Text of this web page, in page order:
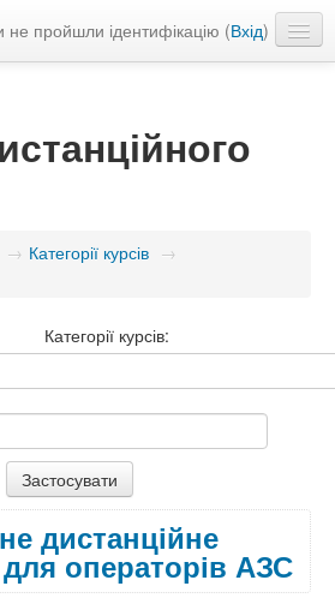
не пройшли ідентифікацію (Вхід)
→ Категорії курсів →
Категорії курсів:
дистанційне
операторів АЗС